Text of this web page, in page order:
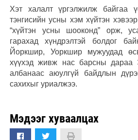
Хэт халалт үргэлжилж байгаа
тэнгисийн усны хэм хүйтэн
“хүйтэн усны шооконд” орж,
гарахад хүндрэлтэй болдог
Йоркшир, Уоркшир мужуудад
хүүхэд живж нас барсны дараа
албанаас аюулгүй байдлын
сахихыг уриалжээ.
Мэдээг хуваалцах